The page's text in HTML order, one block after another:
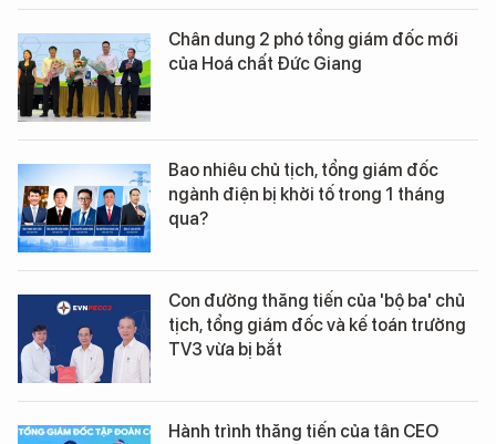
Chân dung 2 phó tổng giám đốc mới
của Hoá chất Đức Giang
Bao nhiêu chủ tịch, tổng giám đốc
ngành điện bị khởi tố trong 1 tháng
qua?
Con đường thăng tiến của 'bộ ba' chủ
tịch, tổng giám đốc và kế toán trưởng
TV3 vừa bị bắt
Hành trình thăng tiến của tân CEO